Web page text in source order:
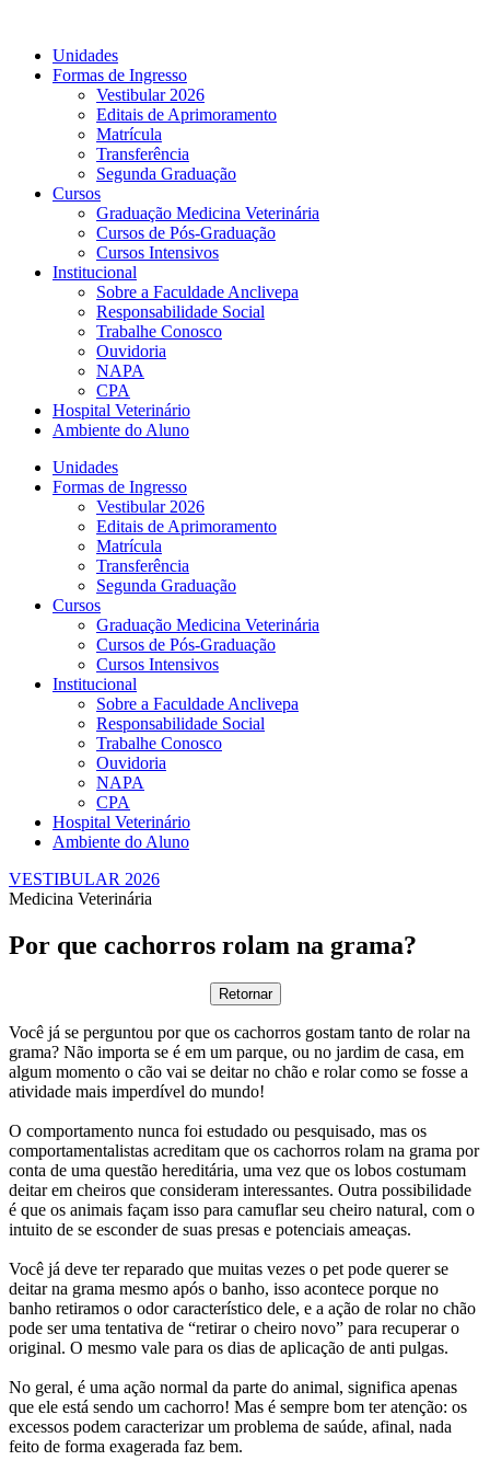
conteúdo
Unidades
Formas de Ingresso
Vestibular 2026
Editais de Aprimoramento
Matrícula
Transferência
Segunda Graduação
Cursos
Graduação Medicina Veterinária
Cursos de Pós-Graduação
Cursos Intensivos
Institucional
Sobre a Faculdade Anclivepa
Responsabilidade Social
Trabalhe Conosco
Ouvidoria
NAPA
CPA
Hospital Veterinário
Ambiente do Aluno
Unidades
Formas de Ingresso
Vestibular 2026
Editais de Aprimoramento
Matrícula
Transferência
Segunda Graduação
Cursos
Graduação Medicina Veterinária
Cursos de Pós-Graduação
Cursos Intensivos
Institucional
Sobre a Faculdade Anclivepa
Responsabilidade Social
Trabalhe Conosco
Ouvidoria
NAPA
CPA
Hospital Veterinário
Ambiente do Aluno
VESTIBULAR 2026
Medicina Veterinária
Por que cachorros rolam na grama?
Retornar
Você já se perguntou por que os cachorros gostam tanto de rolar na
grama? Não importa se é em um parque, ou no jardim de casa, em
algum momento o cão vai se deitar no chão e rolar como se fosse a
atividade mais imperdível do mundo!
O comportamento nunca foi estudado ou pesquisado, mas os
comportamentalistas acreditam que os cachorros rolam na grama por
conta de uma questão hereditária, uma vez que os lobos costumam
deitar em cheiros que consideram interessantes. Outra possibilidade
é que os animais façam isso para camuflar seu cheiro natural, com o
intuito de se esconder de suas presas e potenciais ameaças.
Você já deve ter reparado que muitas vezes o pet pode querer se
deitar na grama mesmo após o banho, isso acontece porque no
banho retiramos o odor característico dele, e a ação de rolar no chão
pode ser uma tentativa de “retirar o cheiro novo” para recuperar o
original. O mesmo vale para os dias de aplicação de anti pulgas.
No geral, é uma ação normal da parte do animal, significa apenas
que ele está sendo um cachorro! Mas é sempre bom ter atenção: os
excessos podem caracterizar um problema de saúde, afinal, nada
feito de forma exagerada faz bem.